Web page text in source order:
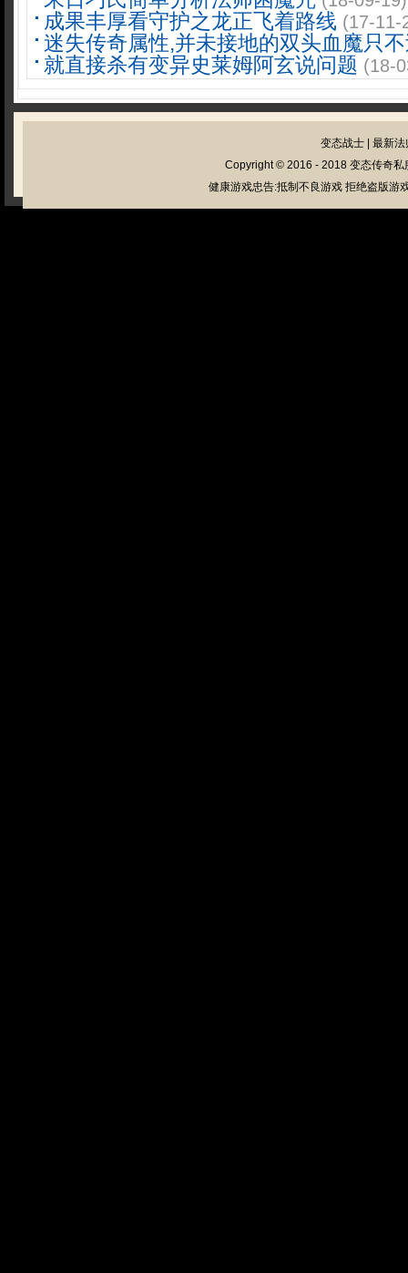
成果丰厚看守护之龙正飞着路线 (17-11-
迷失传奇属性,并未接地的双头血魔只
就直接杀有变异史莱姆阿玄说问题 (18-
变态战士
最新法
Copyright © 2016 - 2018 变态传奇私
健康游戏忠告:抵制不良游戏 拒绝盗版游